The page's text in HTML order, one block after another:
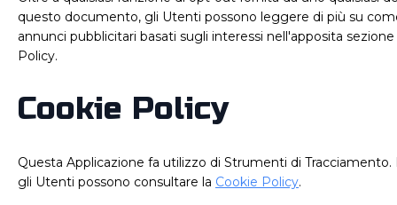
questo documento, gli Utenti possono leggere di più su
annunci pubblicitari basati sugli interessi nell'apposita
Policy.
Cookie Policy
Questa Applicazione fa utilizzo di Strumenti di Tracciamento.
gli Utenti possono consultare la Cookie Policy.